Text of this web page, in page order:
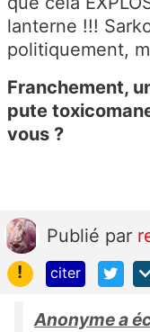
lanterne !!!
politiquement,
Franchement,
pute
vous ?
Publié par
!
citer
Anonyme a